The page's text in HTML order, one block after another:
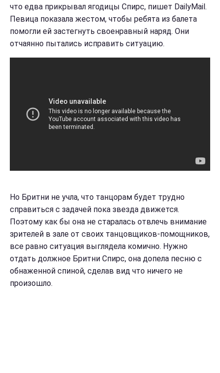
что едва прикрывал ягодицы Спирс, пишет DailyMail.
Певица показала жестом, чтобы ребята из балета
помогли ей застегнуть своенравный наряд. Они
отчаянно пытались исправить ситуацию.
Но Бритни не учла, что танцорам будет трудно
справиться с задачей пока звезда движется.
Поэтому как бы она не старалась отвлечь внимание
зрителей в зале от своих танцовщиков-помощников,
все равно ситуация выглядела комично. Нужно
отдать должное Бритни Спирс, она допела песню с
обнаженной спиной, сделав вид что ничего не
произошло.